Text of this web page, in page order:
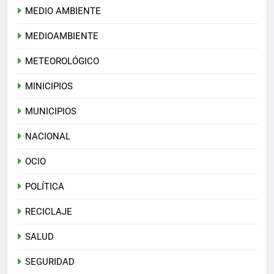
MEDIO AMBIENTE
MEDIOAMBIENTE
METEOROLÓGICO
MINICIPIOS
MUNICIPIOS
NACIONAL
OCIO
POLÍTICA
RECICLAJE
SALUD
SEGURIDAD